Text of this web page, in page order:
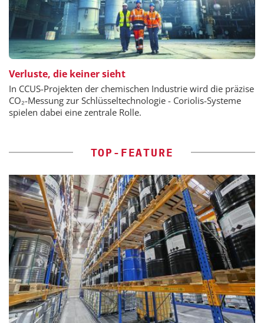
Verluste, die keiner sieht
In CCUS-Projekten der chemischen Industrie wird die präzise
CO₂-Messung zur Schlüsseltechnologie - Coriolis-Systeme
spielen dabei eine zentrale Rolle.
TOP-FEATURE